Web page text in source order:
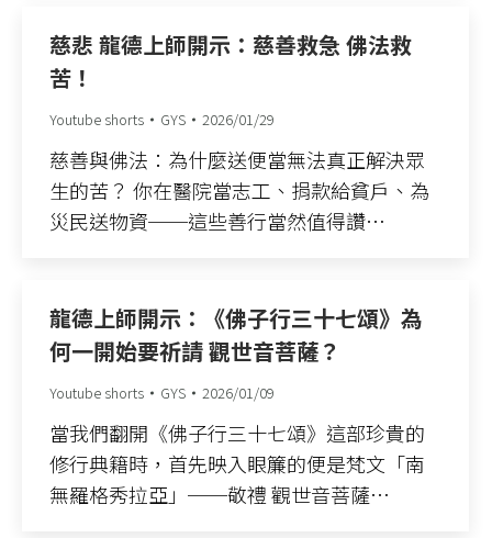
慈悲 龍德上師開示：慈善救急 佛法救
苦！
Youtube shorts GYS 2026/01/29
慈善與佛法：為什麼送便當無法真正解決眾
生的苦？ 你在醫院當志工、捐款給貧戶、為
災民送物資──這些善行當然值得讚…
龍德上師開示：《佛子行三十七頌》為
何一開始要祈請 觀世音菩薩？
Youtube shorts GYS 2026/01/09
當我們翻開《佛子行三十七頌》這部珍貴的
修行典籍時，首先映入眼簾的便是梵文「南
無羅格秀拉亞」──敬禮 觀世音菩薩…